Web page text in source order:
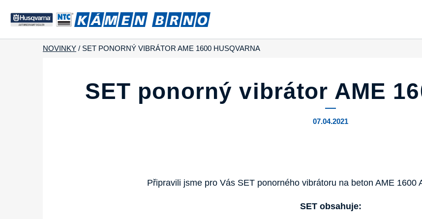
NOVINKY / SET PONORNÝ VIBRÁTOR AME 1600 HUSQVARNA
SET ponorný vibrátor AME
07.04.2021
Připravili jsme pro Vás SET ponorného vibrátoru na beton AME 1600
SET obsahuje: